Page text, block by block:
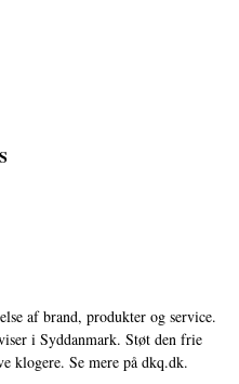
af brand, produkter og service.
i Syddanmark. Støt den frie
klogere. Se mere på dkq.dk.